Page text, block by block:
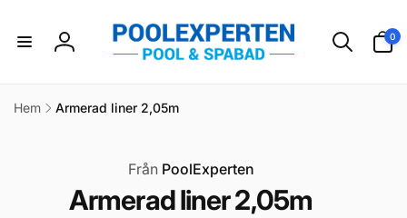
innehåll
Logga
0
artiklar
Hem
Armerad liner 2,05m
FrånPoolExperten
Armerad liner 2,05m